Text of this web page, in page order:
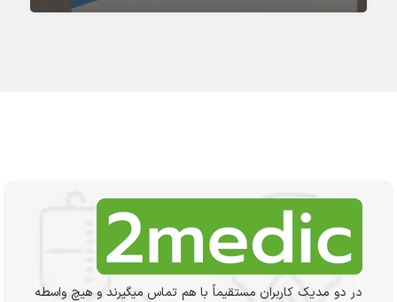
در دو مدیک کاربران مستقیماً با هم تماس میگیرند و هیچ واسطه